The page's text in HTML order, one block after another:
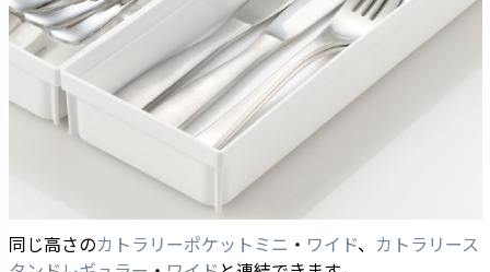
同じ高さのカトラリーポケットミニ ・ ワイド、 カトラリース